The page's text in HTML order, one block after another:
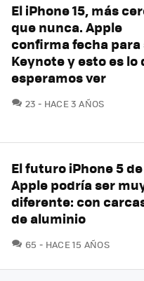
El iPhone 15, más
que nunca. Apple
confirma fecha para
Keynote y esto es lo
esperamos ver
23 COMENTARIOS
HACE 3 AÑOS
El futuro iPhone 5 de
Apple podría ser
diferente: con
de aluminio
65 COMENTARIOS
HACE 15 AÑOS